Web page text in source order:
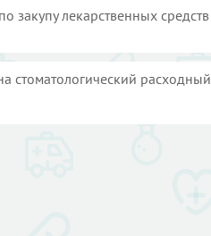
закупу лекарственных
стоматологический